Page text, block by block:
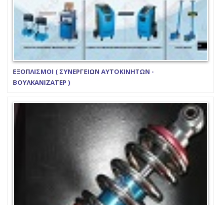
ΕΞΟΠΛΙΣΜΟΙ ( ΣΥΝΕΡΓΕΙΩΝ ΑΥΤΟΚΙΝΗΤΩΝ -
ΒΟΥΛΚΑΝΙΖΑΤΕΡ )